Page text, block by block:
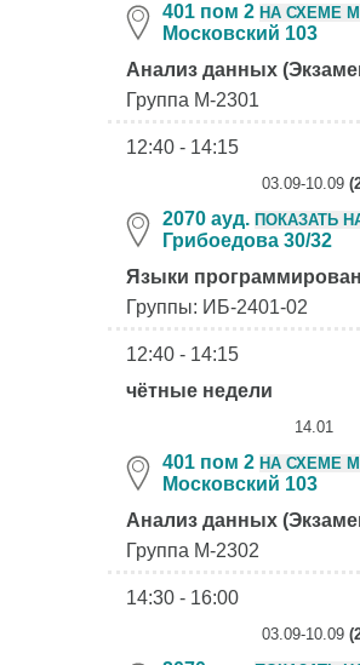
401 пом 2 НА СХЕМЕ
Московский 103
Анализ данных
Группа М-2301
12:40 - 14:15
03.09-10.09
2070 ауд. ПОКАЗАТЬ
Грибоедова 30/32
Языки
Группы: ИБ-2401-02
12:40 - 14:15
чётные недели
14.01
401 пом 2 НА СХЕМЕ
Московский 103
Анализ данных
Группа М-2302
14:30 - 16:00
03.09-10.09